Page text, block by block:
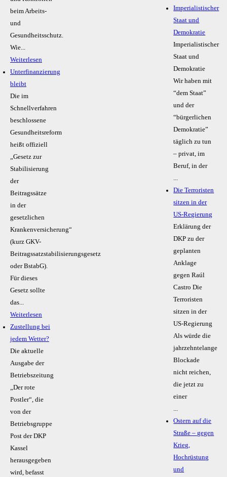
beim Arbeits-
und
Gesundheitsschutz.
Wie...
Weiterlesen
Unterfinanzierung
bleibt
Die im
Schnellverfahren
beschlossene
Gesundheitsreform
heißt offiziell
„Gesetz zur
Stabilisierung
der
Beitragssätze
in der
gesetzlichen
Krankenversicherung“
(kurz GKV-
Beitragssatzstabilisierungsgesetz
oder BstabG).
Für dieses
Gesetz sollte
das...
Weiterlesen
Zustellung bei
jedem Wetter?
Die aktuelle
Ausgabe der
Betriebszeitung
„Der rote
Postler“, die
von der
Betriebsgruppe
Post der DKP
Kassel
herausgegeben
wird, befasst
Imperialistischer
Staat und
Demokratie
Imperialistischer
Staat und
Demokratie
Wir haben mit
“dem Staat”
und der
“bürgerlichen
Demokratie”
täglich zu tun
– privat, im
Beruf, in der
Die Terroristen
sitzen in der
US-Regierung
Erklärung der
DKP zu der
geplanten
Anklage
gegen Raúl
Castro Die
Terroristen
sitzen in der
US-Regierung
Als würde die
jahrzehntelange
Blockade
nicht reichen,
die jetzt zu
einer
Ostern auf die
Straße – gegen
Krieg,
Hochrüstung
und